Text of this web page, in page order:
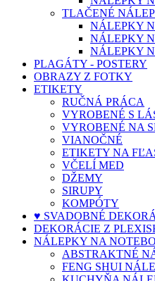
TLAČENÉ
NÁLEPKY
NÁLEPKY
NÁLEPKY
PLAGÁTY - POSTERY
OBRAZY Z FOTKY
ETIKETY
RUČNÁ PRÁCA
VYROBENÉ S
VYROBENÉ NA
VIANOČNÉ
ETIKETY NA
VČELÍ MED
DŽEMY
SIRUPY
KOMPÓTY
♥ SVADOBNÉ
DEKORÁCIE Z
NÁLEPKY NA
ABSTRAKTNÉ
FENG SHUI